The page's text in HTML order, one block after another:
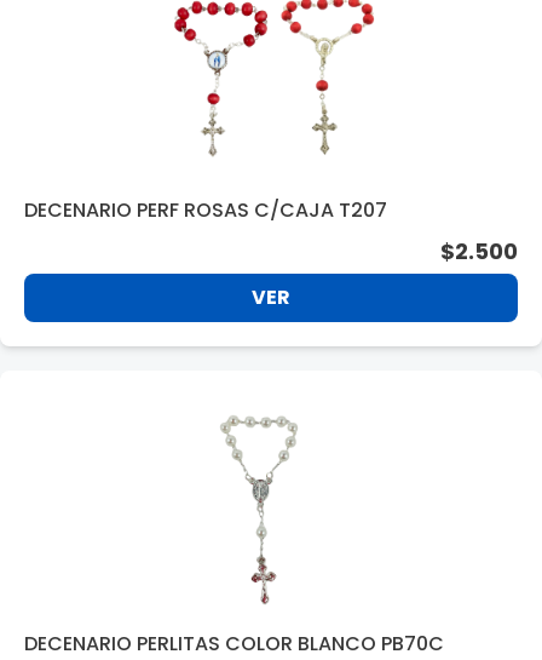
DECENARIO PERF ROSAS C/CAJA T207
$2.500
VER
DECENARIO PERLITAS COLOR BLANCO PB70C